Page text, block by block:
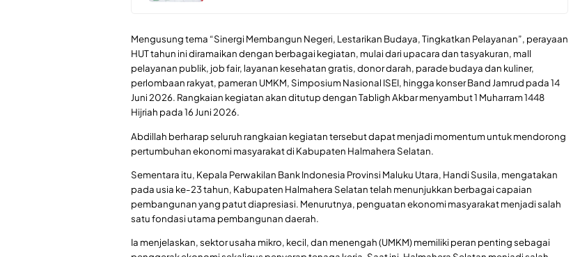
Mengusung tema “Sinergi Membangun Negeri, Lestarikan Budaya, Tingkatkan Pelayanan”, perayaan
HUT tahun ini diramaikan dengan berbagai kegiatan, mulai dari upacara dan tasyakuran, mall
pelayanan publik, job fair, layanan kesehatan gratis, donor darah, parade budaya dan kuliner,
perlombaan rakyat, pameran UMKM, Simposium Nasional ISEI, hingga konser Band Jamrud pada 14
Juni 2026. Rangkaian kegiatan akan ditutup dengan Tabligh Akbar menyambut 1 Muharram 1448
Hijriah pada 16 Juni 2026.
Abdillah berharap seluruh rangkaian kegiatan tersebut dapat menjadi momentum untuk mendorong
pertumbuhan ekonomi masyarakat di Kabupaten Halmahera Selatan.
Sementara itu, Kepala Perwakilan Bank Indonesia Provinsi Maluku Utara, Handi Susila, mengatakan
pada usia ke-23 tahun, Kabupaten Halmahera Selatan telah menunjukkan berbagai capaian
pembangunan yang patut diapresiasi. Menurutnya, penguatan ekonomi masyarakat menjadi salah
satu fondasi utama pembangunan daerah.
Ia menjelaskan, sektor usaha mikro, kecil, dan menengah (UMKM) memiliki peran penting sebagai